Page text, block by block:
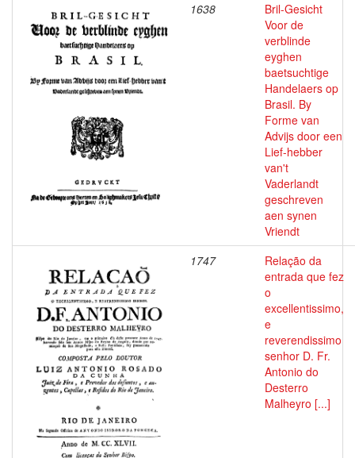
1638
Bril-Gesicht
Voor de
verblinde
eyghen
baetsuchtige
Handelaers op
Brasil. By
Forme van
Advijs door een
Lief-hebber
van't
Vaderlandt
geschreven
aen synen
Vriendt
1747
Relação da
entrada que fez
o
excellentissimo,
e
reverendissimo
senhor D. Fr.
Antonio do
Desterro
Malheyro [...]